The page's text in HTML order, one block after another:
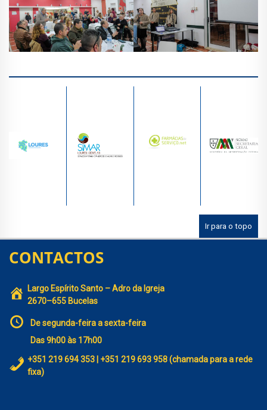
Ir para o topo
CONTACTOS
Largo Espírito Santo – Adro da Igreja
2670–655 Bucelas
De segunda-feira a sexta-feira
Das 9h00 às 17h00
+351 219 694 353 | +351 219 693 958 (chamada para a rede
fixa)